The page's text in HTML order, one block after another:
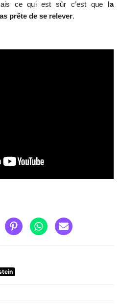
ce qui est sûr c’est que la
prête de se relever.